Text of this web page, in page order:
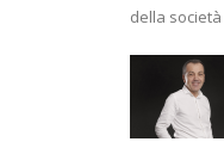
della società